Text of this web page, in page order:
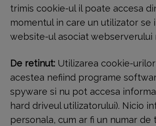
trimis cookie-ul il poate accesa
momentul in care un utilizator se
website-ul asociat webserverului
De retinut:Utilizarea cookie-urilor
acestea nefiind programe
spyware si nu pot accesa
hard driveul utilizatorului). Nicio
personala, cum ar fi un numar de